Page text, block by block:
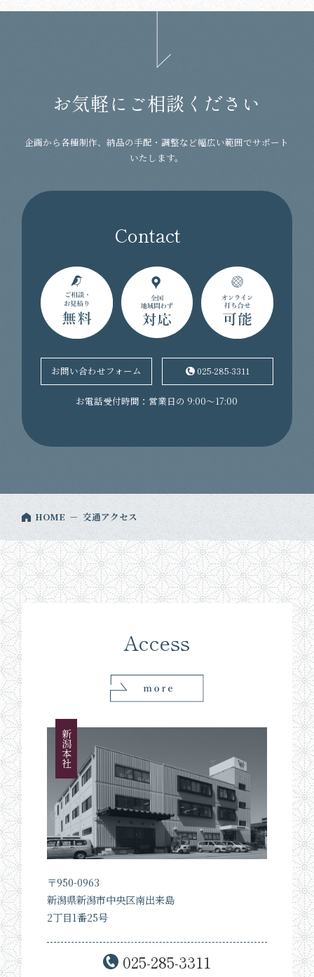
お気軽にご相談ください
企画から各種制作、納品の手配・調整など幅広い範囲でサポート
いたします。
Contact
お問い合わせフォーム 025-285-3311
お電話受付時間：営業日の 9:00～17:00
HOME 交通アクセス
Access
新潟本社
〒950-0963
新潟県新潟市中央区南出来島
2丁目1番25号
025-285-3311